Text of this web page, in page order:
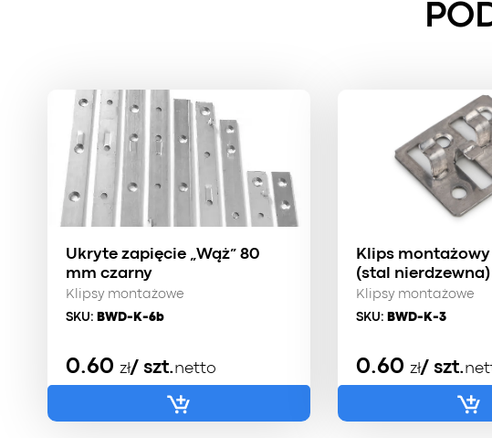
Ukryte zapięcie „Wąż” 80
mm czarny
Klipsy montażowe
SKU: BWD-K-6b
0.60 zł/ szt.netto
Klips montażowy
(stal nierdzewna)
Klipsy montażowe
SKU: BWD-K-3
0.60 zł/ szt.